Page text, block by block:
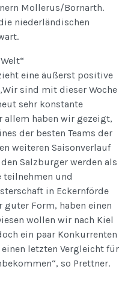
Mollerus/Bornarth.
niederländischen
eine äußerst positive
sind mit dieser Woche
sehr konstante
allem haben wir gezeigt,
der besten Teams der
weiteren Saisonverlauf
Salzburger werden als
teilnehmen und
in Eckernförde
guter Form, haben einen
wollen wir nach Kiel
ein paar Konkurrenten
letzten Vergleicht für
so Prettner.